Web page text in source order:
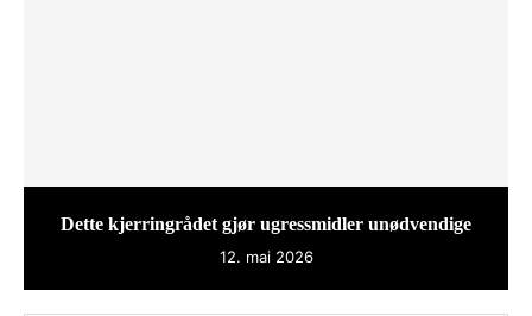
Dette kjerringrådet gjør ugressmidler unødvendige
12. mai 2026